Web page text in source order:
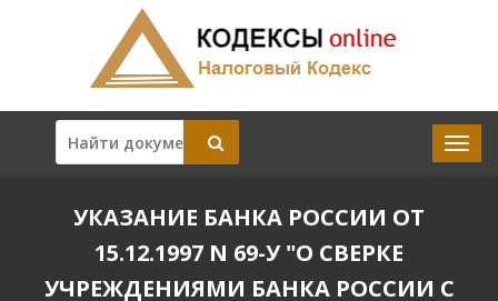
УКАЗАНИЕ БАНКА РОССИИ ОТ
15.12.1997 N 69-У "О СВЕРКЕ
УЧРЕЖДЕНИЯМИ БАНКА РОССИИ С